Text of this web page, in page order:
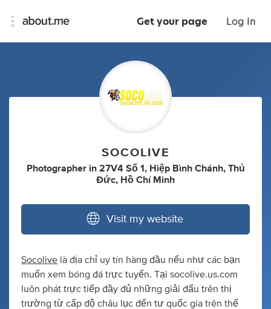
Get your page Log In
SOCOLIVE
Photographer in 27V4 Số 1, Hiệp Bình Chánh, Thủ
Đức, Hồ Chí Minh
Visit my website
Socolive là địa chỉ uy tín hàng đầu nếu như các bạn
muốn xem bóng đá trực tuyến. Tại socolive.us.com
luôn phát trực tiếp đầy đủ những giải đấu trên thị
trường từ cấp độ châu lục đến tư quốc gia trên thế